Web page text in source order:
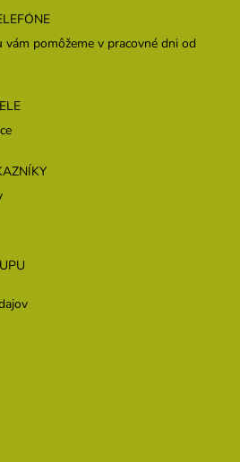
vám pomôžeme v pracovné dni od